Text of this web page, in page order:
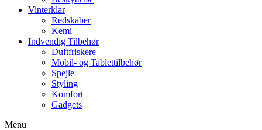
Vinterklar
Redskaber
Kemi
Indvendig Tilbehør
Duftfriskere
Mobil- og Tablettilbehør
Spejle
Styling
Komfort
Gadgets
Menu